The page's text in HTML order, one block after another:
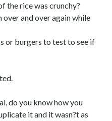
the rice was crunchy?
and over again while
or burgers to test to see if
do you know how you
it and it wasn?t as